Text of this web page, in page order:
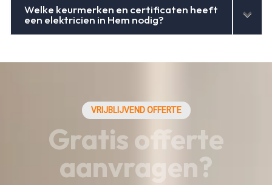
Welke keurmerken en certificaten heeft
een elektricien in Hem nodig?
VRIJBLIJVEND OFFERTE
Gratis offerte
aanvragen?